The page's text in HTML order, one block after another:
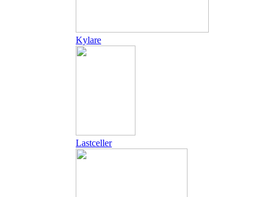
Kylare
Lastceller